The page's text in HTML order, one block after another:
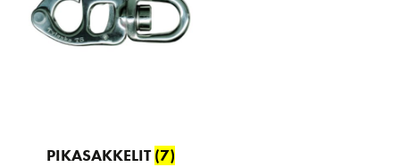
PIKASAKKELIT(7)